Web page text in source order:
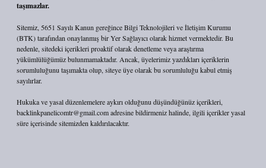
taşımazlar.
Sitemiz, 5651 Sayılı Kanun gereğince Bilgi Teknolojileri ve İletişim Kurumu
(BTK) tarafından onaylanmış bir Yer Sağlayıcı olarak hizmet vermektedir. Bu
nedenle, sitedeki içerikleri proaktif olarak denetleme veya araştırma
yükümlülüğümüz bulunmamaktadır. Ancak, üyelerimiz yazdıkları içeriklerin
sorumluluğunu taşımakta olup, siteye üye olarak bu sorumluluğu kabul etmiş
sayılırlar.
Hukuka ve yasal düzenlemelere aykırı olduğunu düşündüğünüz içerikleri,
backlinkpanelicomtr@gmail.comadresine bildirmeniz halinde, ilgili içerikler yasal
süre içerisinde sitemizden kaldırılacaktır.